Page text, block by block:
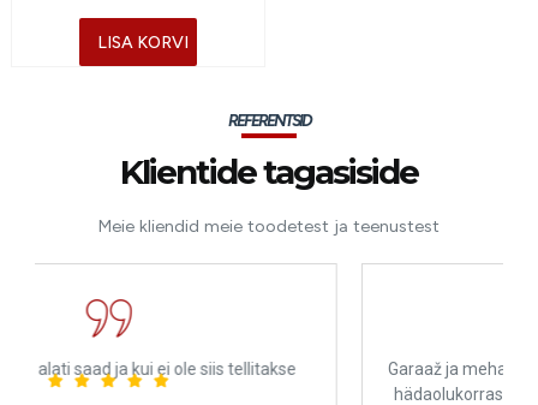
LISA KORVI
REFERENTSID
Klientide tagasiside
Meie kliendid meie toodetest ja teenustest
Garaaž ja mehaanika päästsid mind pärast suurt
hädaolukorras. Professionaalne ja inimlik! Olen